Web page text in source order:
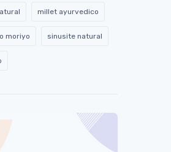
millet ayurvedico
moriyo sinusite natural